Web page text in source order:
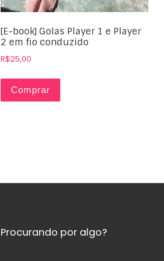
[E-book] Golas Player 1 e Player
2 em fio conduzido
R$25,00
Comprar
Procurando por algo?